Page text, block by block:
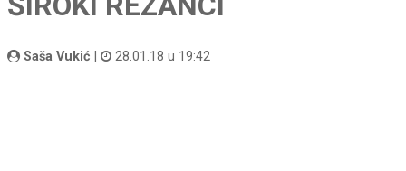
Saša Vukić 28.01.18 u 19:42